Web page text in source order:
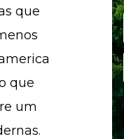
que
que
um